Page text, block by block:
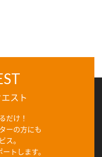
スト
だけ！
ーの方にも
ス。
トします。